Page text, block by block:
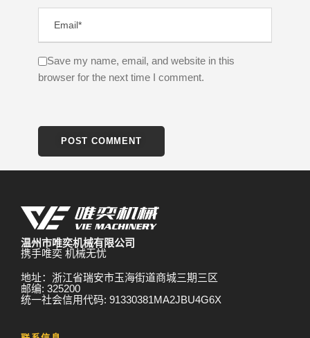
Save my name, email, and website in this
browser for the next time I comment.
温州市唯奕机械有限公司
携手唯奕 机械无忧
地址：浙江省瑞安市玉海街道商城三期三区
邮编: 325200
统一社会信用代码: 91330381MA2JBU4G6X